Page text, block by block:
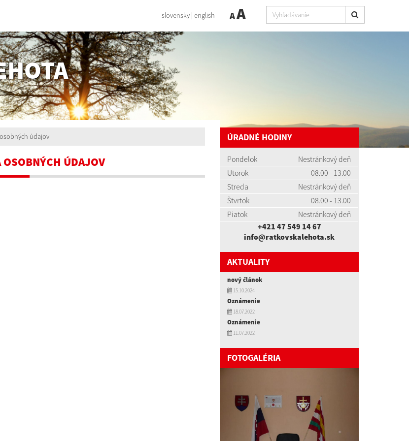
slovensky| english AA
údajov
OSOBNÝCH ÚDAJOV
ÚRADNÉ HODINY
Pondelok
Nestránkový deň
Utorok
08.00 - 13.00
Streda
Nestránkový deň
Štvrtok
08.00 - 13.00
Piatok
Nestránkový deň
+421 47 549 14 67
info@ratkovskalehota.sk
AKTUALITY
nový článok
15.10.2024
Oznámenie
18.07.2022
Oznámenie
11.07.2022
FOTOGALÉRIA